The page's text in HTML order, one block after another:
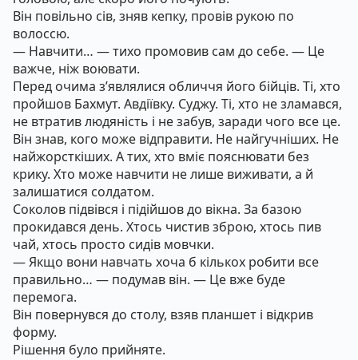
Він повільно сів, зняв кепку, провів рукою по
волоссю.
— Навчити… — тихо промовив сам до себе. — Це
важче, ніж воювати.
Перед очима з’являлися обличчя його бійців. Ті, хто
пройшов Бахмут. Авдіївку. Суджу. Ті, хто не зламався,
не втратив людяність і не забув, заради чого все це.
Він знав, кого може відправити. Не найгучніших. Не
найжорсткіших. А тих, хто вміє пояснювати без
крику. Хто може навчити не лише виживати, а й
залишатися солдатом.
Соколов підвівся і підійшов до вікна. За базою
прокидався день. Хтось чистив зброю, хтось пив
чай, хтось просто сидів мовчки.
— Якщо вони навчать хоча б кількох робити все
правильно… — подумав він. — Це вже буде
перемога.
Він повернувся до столу, взяв планшет і відкрив
форму.
Рішення було прийняте.